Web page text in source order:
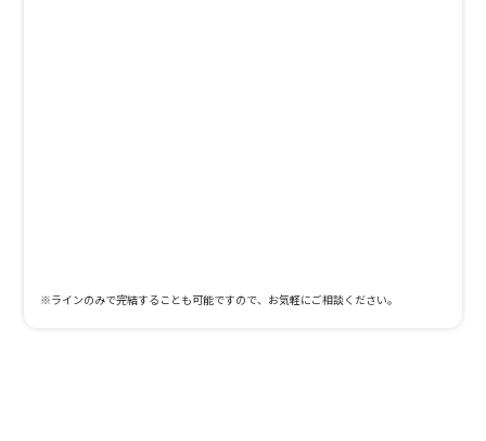
※ラインのみで完結することも可能ですので、お気軽にご相談ください。